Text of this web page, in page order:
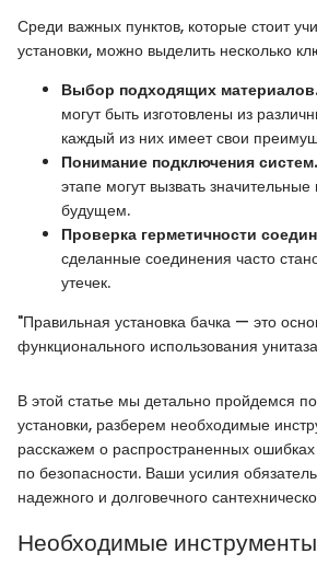
Среди важных пунктов, которые стоит
установки, можно выделить несколько
Выбор подходящих материалов.
могут быть изготовлены из
каждый из них имеет свои
Понимание подключения систем.
этапе могут вызвать
будущем.
Проверка герметичности
сделанные соединения часто
утечек.
"Правильная установка бачка — это
функционального использования
В этой статье мы детально пройдемся
установки, разберем необходимые
расскажем о распространенных
по безопасности. Ваши усилия
надежного и долговечного
Необходимые